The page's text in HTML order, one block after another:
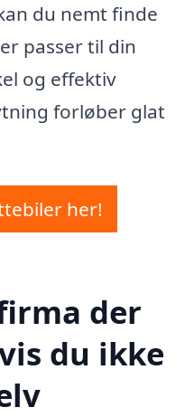
du nemt finde
passer til din
og effektiv
forløber glat
her!
der
du ikke